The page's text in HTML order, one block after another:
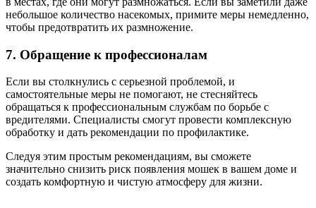
небольшое количество насекомых, примите меры немедленно,
чтобы предотвратить их размножение.
7. Обращение к профессионалам
Если вы столкнулись с серьезной проблемой, и
самостоятельные меры не помогают, не стесняйтесь
обращаться к профессиональным службам по борьбе с
вредителями. Специалисты смогут провести комплексную
обработку и дать рекомендации по профилактике.
Следуя этим простым рекомендациям, вы сможете
значительно снизить риск появления мошек в вашем доме и
создать комфортную и чистую атмосферу для жизни.